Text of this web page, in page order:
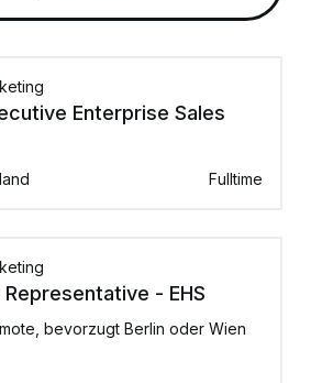
Enterprise Sales
Fulltime
Representative - EHS
bevorzugt Berlin oder Wien